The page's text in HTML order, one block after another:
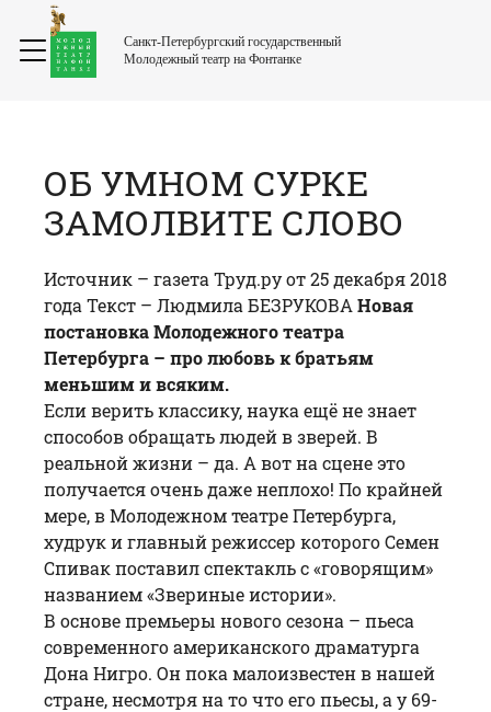
Санкт-Петербургский государственный
Молодежный театр на Фонтанке
ОБ УМНОМ СУРКЕ
ЗАМОЛВИТЕ СЛОВО
Источник – газета Труд.руот 25 декабря 2018
года Текст – Людмила БЕЗРУКОВА Новая
постановка Молодежного театра
Петербурга – про любовь к братьям
меньшим и всяким.
Если верить классику, наука ещё не знает
способов обращать людей в зверей. В
реальной жизни – да. А вот на сцене это
получается очень даже неплохо! По крайней
мере, в Молодежном театре Петербурга,
худрук и главный режиссер которогоСемен
Спивакпоставил спектакль с «говорящим»
названием «Звериные истории».
В основе премьеры нового сезона – пьеса
современного американского драматурга
Дона Нигро. Он пока малоизвестен в нашей
стране, несмотря на то что его пьесы, а у 69-